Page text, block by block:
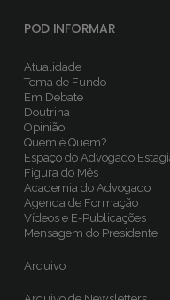
POD INFORMAR
Atualidade
Tema de Fundo
Em Debate
Doutrina
Opinião
Quem é Quem?
Espaço do Advogado
Figura do Mês
Academia do Advogado
Agenda de Formação
Vídeos e E-Publicações
Mensagem do Presidente
Arquivo